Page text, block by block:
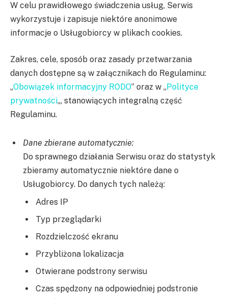
W celu prawidłowego świadczenia usług, Serwis
wykorzystuje i zapisuje niektóre anonimowe
informacje o Usługobiorcy w plikach cookies.
Zakres, cele, sposób oraz zasady przetwarzania
danych dostępne są w załącznikach do Regulaminu:
„Obowiązek informacyjny RODO” oraz w „Polityce
prywatności„, stanowiących integralną część
Regulaminu.
Dane zbierane automatycznie:
Do sprawnego działania Serwisu oraz do statystyk
zbieramy automatycznie niektóre dane o
Usługobiorcy. Do danych tych należą:
Adres IP
Typ przeglądarki
Rozdzielczość ekranu
Przybliżona lokalizacja
Otwierane podstrony serwisu
Czas spędzony na odpowiedniej podstronie